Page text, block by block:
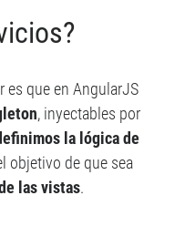
técnica
necesitas?
es que en AngularJS
, inyectables por
la lógica de
objetivo de que sea
las vistas.